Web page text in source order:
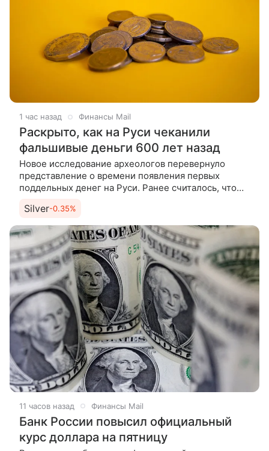
1 час назад Финансы Mail
Раскрыто, как на Руси чеканили
фальшивые деньги 600 лет назад
Новое исследование археологов перевернуло
представление о времени появления первых
поддельных денег на Руси. Ранее считалось, что
данные Российской академии
Silver-0.35%
11 часов назад Финансы Mail
Банк России повысил официальный
курс доллара на пятницу